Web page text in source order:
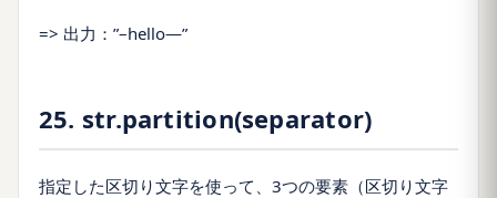
=> 出力：”–hello—”
25. str.partition(separator)
指定した区切り文字を使って、3つの要素（区切り文字